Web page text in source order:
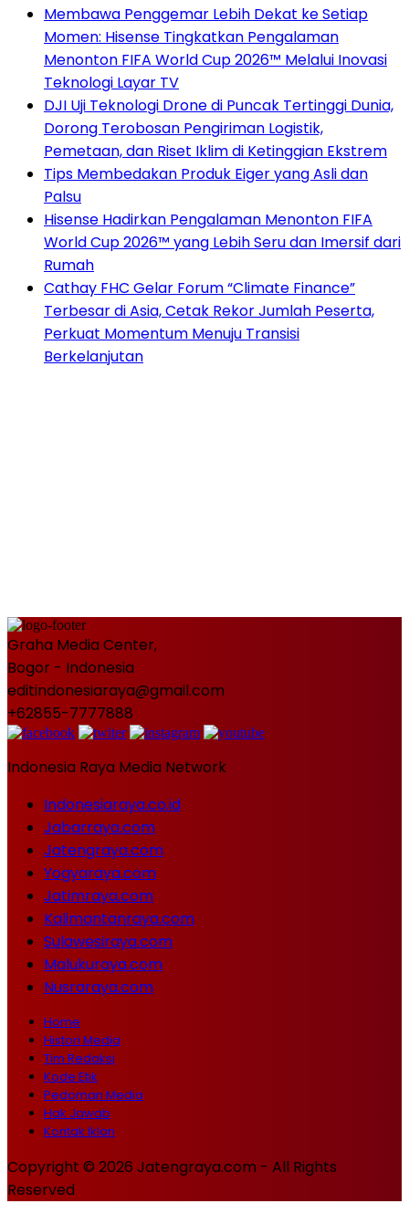
Membawa Penggemar Lebih Dekat ke Setiap
Momen: Hisense Tingkatkan Pengalaman
Menonton FIFA World Cup 2026™ Melalui Inovasi
Teknologi Layar TV
DJI Uji Teknologi Drone di Puncak Tertinggi Dunia,
Dorong Terobosan Pengiriman Logistik,
Pemetaan, dan Riset Iklim di Ketinggian Ekstrem
Tips Membedakan Produk Eiger yang Asli dan
Palsu
Hisense Hadirkan Pengalaman Menonton FIFA
World Cup 2026™ yang Lebih Seru dan Imersif dari
Rumah
Cathay FHC Gelar Forum “Climate Finance”
Terbesar di Asia, Cetak Rekor Jumlah Peserta,
Perkuat Momentum Menuju Transisi
Berkelanjutan
Graha Media Center,
Bogor - Indonesia
editindonesiaraya@gmail.com
+62855-7777888
Indonesia Raya Media Network
Indonesiaraya.co.id
Jabarraya.com
Jatengraya.com
Yogyaraya.com
Jatimraya.com
Kalimantanraya.com
Sulawesiraya.com
Malukuraya.com
Nusraraya.com
Home
Histori Media
Tim Redaksi
Kode Etik
Pedoman Media
Hak Jawab
Kontak Iklan
Copyright © 2026 Jatengraya.com - All Rights
Reserved